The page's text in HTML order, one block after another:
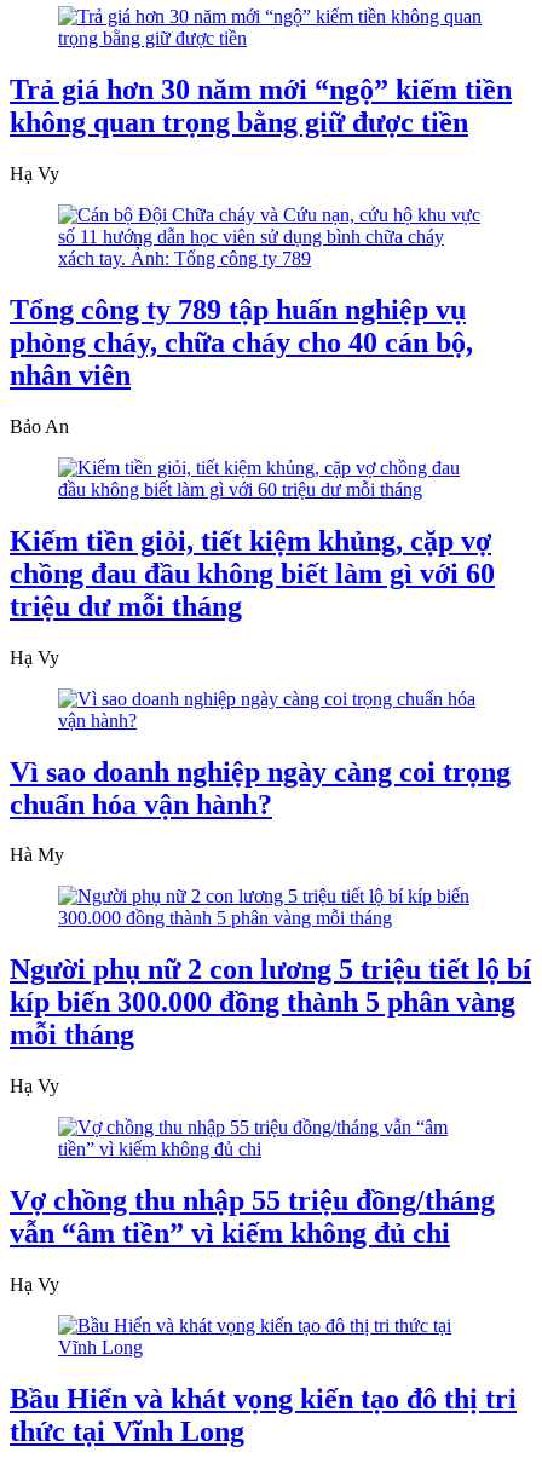
Trả giá hơn 30 năm mới “ngộ” kiếm tiền
không quan trọng bằng giữ được tiền
Hạ Vy
Tổng công ty 789 tập huấn nghiệp vụ
phòng cháy, chữa cháy cho 40 cán bộ,
nhân viên
Bảo An
Kiếm tiền giỏi, tiết kiệm khủng, cặp vợ
chồng đau đầu không biết làm gì với 60
triệu dư mỗi tháng
Hạ Vy
Vì sao doanh nghiệp ngày càng coi trọng
chuẩn hóa vận hành?
Hà My
Người phụ nữ 2 con lương 5 triệu tiết lộ bí
kíp biến 300.000 đồng thành 5 phân vàng
mỗi tháng
Hạ Vy
Vợ chồng thu nhập 55 triệu đồng/tháng
vẫn “âm tiền” vì kiếm không đủ chi
Hạ Vy
Bầu Hiển và khát vọng kiến tạo đô thị tri
thức tại Vĩnh Long